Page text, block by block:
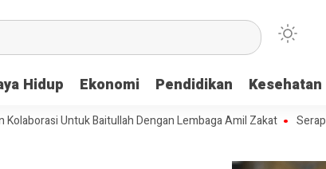
Hidup Ekonomi Pendidikan Kesehatan
Untuk Baitullah Dengan Lembaga Amil Zakat Serap